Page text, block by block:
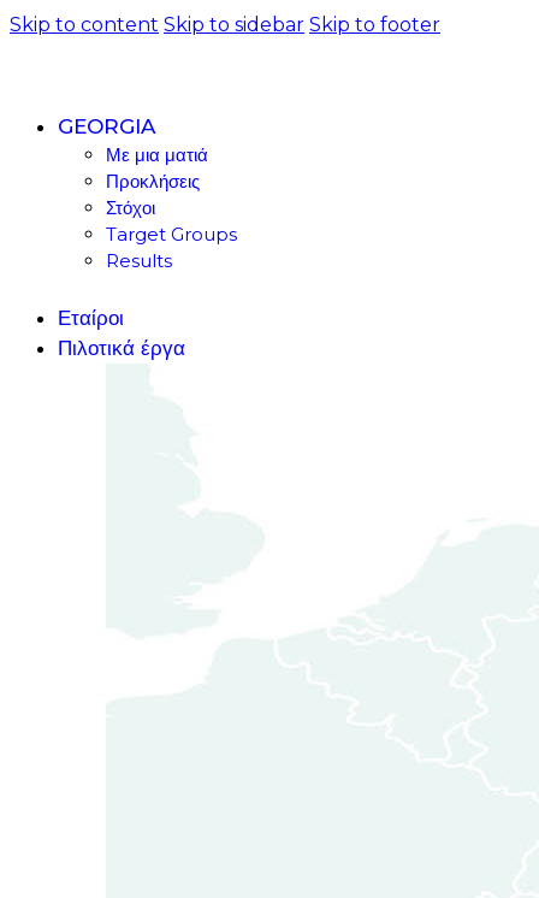
Skip to content Skip to sidebar Skip to footer
GEORGIA
Με μια ματιά
Προκλήσεις
Στόχοι
Target Groups
Results
Εταίροι
Πιλοτικά έργα